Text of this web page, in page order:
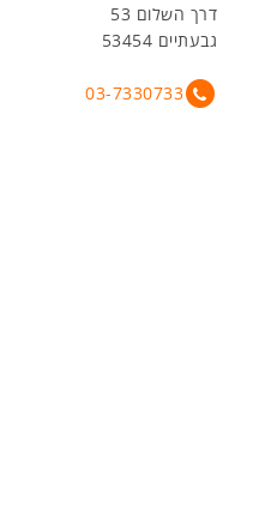
דרך השלום 53
גבעתיים 53454
03-7330733